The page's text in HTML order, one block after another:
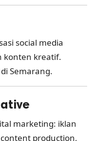
social media
konten kreatif.
Semarang.
marketing: iklan
production,